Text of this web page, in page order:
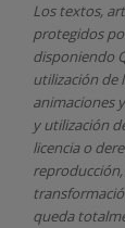
Los textos,
protegidos
disponiendo
utilización de
animaciones
y utilización
licencia o
queda